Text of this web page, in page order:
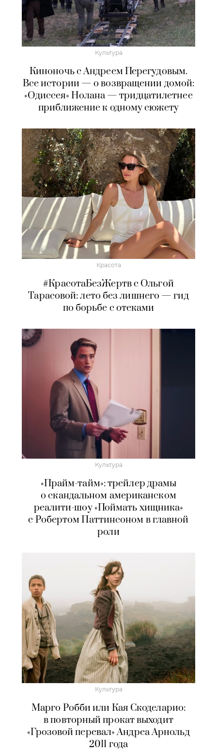
Культура
Киноночь с Андреем Перегудовым.
Все истории — о возвращении домой:
«Одиссея» Нолана — тридцатилетнее
приближение к одному сюжету
Красота
#КрасотаБезЖертв с Ольгой
Тарасовой: лето без лишнего — гид
по борьбе с отеками
Культура
«Прайм-тайм»: трейлер драмы
о скандальном американском
реалити-шоу «Поймать хищника»
с Робертом Паттинсоном в главной
роли
Культура
Марго Робби или Кая Скоделарио:
в повторный прокат выходит
«Грозовой перевал» Андреа Арнольд
2011 года